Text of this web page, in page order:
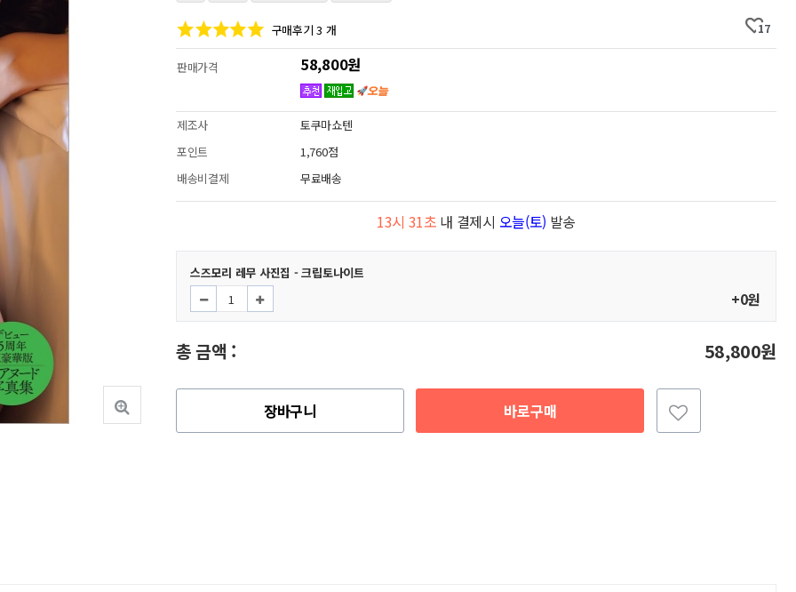
구매후기 3 개 17
판매가격 58,800원
제조사
토쿠마쇼텐
포인트
1,760점
배송비결제
무료배송
13시 29초 내 결제시 오늘(토) 발송
스즈모리 레무 사진집 - 크립토나이트
+0원
총 금액 : 58,800원
장바구니 바로구매